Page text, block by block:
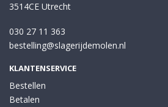
3514CE Utrecht
030 27 11 363
bestelling@slagerijdemolen.nl
KLANTENSERVICE
Bestellen
Betalen